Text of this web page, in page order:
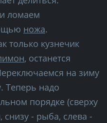
ломаем
ножа.
только кузнечик
, останется
на зиму
Теперь надо
порядке (сверху
снизу - рыба, слева -